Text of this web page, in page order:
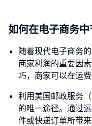
如何在电子商务
随着现代电子商务
商家利润的重要因
巧，商家可以在运
利用美国邮政服务
的唯一途径。通过
件或快递订单所带来